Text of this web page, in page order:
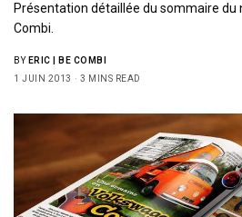
Présentation détaillée du sommaire du
Combi.
BY ERIC | BE COMBI
1 JUIN 2013
3 MINS READ